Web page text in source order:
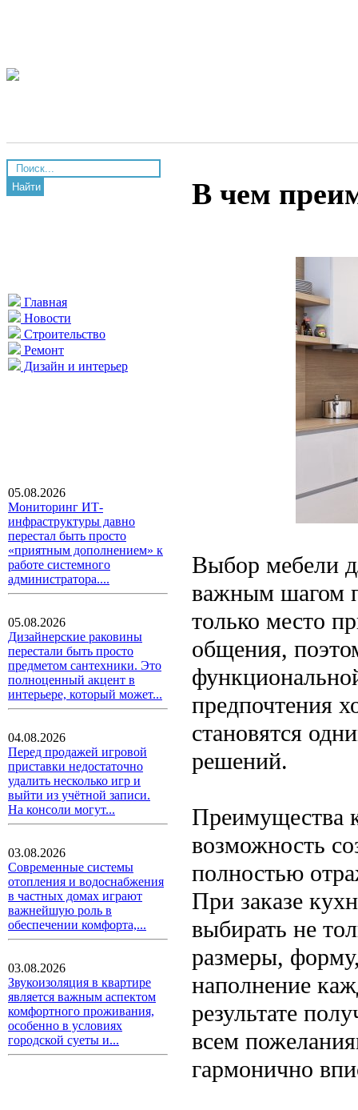
Найти
Главная
Новости
Строительство
Ремонт
Дизайн и интерьер
05.08.2026
Мониторинг ИТ-
инфраструктуры давно
перестал быть просто
«приятным дополнением» к
работе системного
администратора....
05.08.2026
Дизайнерские раковины
перестали быть просто
предметом сантехники. Это
полноценный акцент в
интерьере, который может...
04.08.2026
Перед продажей игровой
приставки недостаточно
удалить несколько игр и
выйти из учётной записи.
На консоли могут...
03.08.2026
Современные системы
отопления и водоснабжения
в частных домах играют
важнейшую роль в
обеспечении комфорта,...
03.08.2026
Звукоизоляция в квартире
является важным аспектом
комфортного проживания,
особенно в условиях
городской суеты и...
В чем
Выбор мебели
важным шагом
только место
общения,
предпочтения
становятся
решений.
Преимущества
возможность
полностью
При заказе
выбирать не
размеры,
наполнение
результате
всем
гармонично